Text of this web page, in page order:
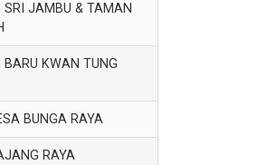
SRI JAMBU & TAMAN
BARU KWAN TUNG
BUNGA RAYA
RAYA